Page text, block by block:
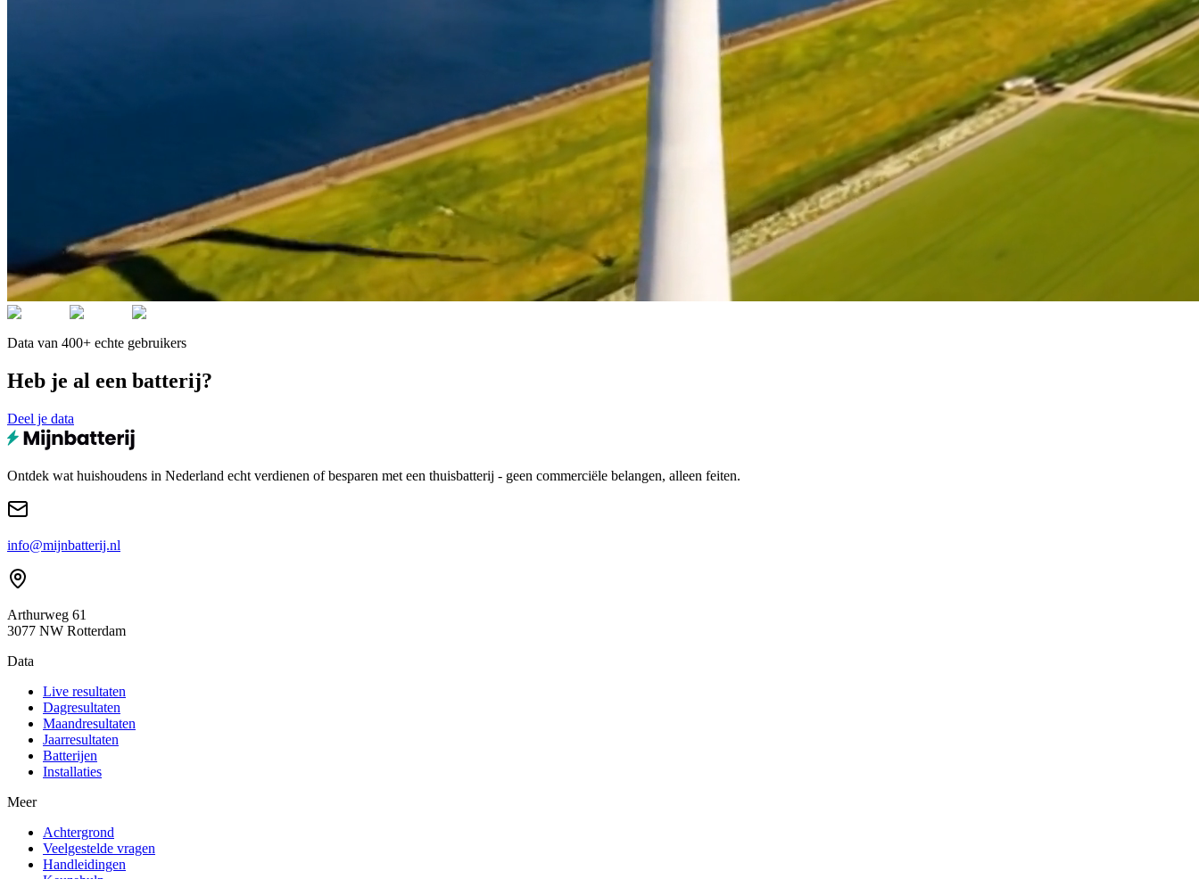
Data van 400+ echte gebruikers
Heb je al een batterij?
Deel je data
Ontdek wat huishoudens in Nederland echt verdienen of besparen met een thuisbatterij - geen commerciële belangen, alleen feiten.
info@mijnbatterij.nl
Arthurweg 61
3077 NW Rotterdam
Data
Live resultaten
Dagresultaten
Maandresultaten
Jaarresultaten
Batterijen
Installaties
Meer
Achtergrond
Veelgestelde vragen
Handleidingen